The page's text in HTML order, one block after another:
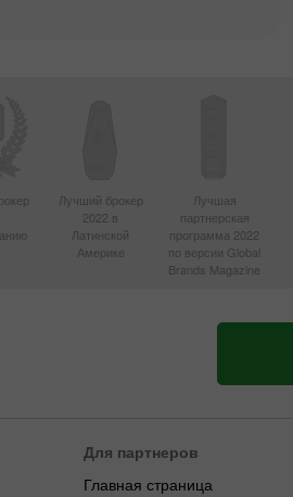
Лучший брокер
2022 в
Латинской
Америке
Лучшая
партнерская
программа 2022
по версии Global
Brands Magazine
Для партнеров
Главная страница